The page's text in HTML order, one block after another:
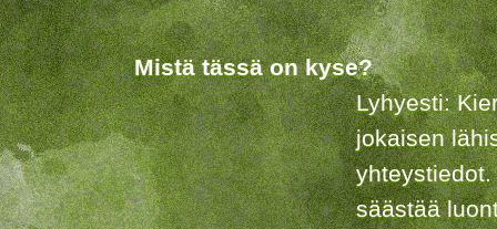
Mistä tässä on kyse?
Lyhyesti:
jokaisen
säästää